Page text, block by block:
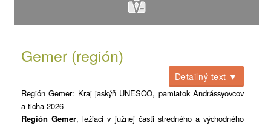
Gemer (región)
Detailný text ▼
Región Gemer: Kraj jaskýň UNESCO, pamiatok Andrássyovcov
a ticha 2026
Región Gemer, ležiaci v južnej časti stredného a východného